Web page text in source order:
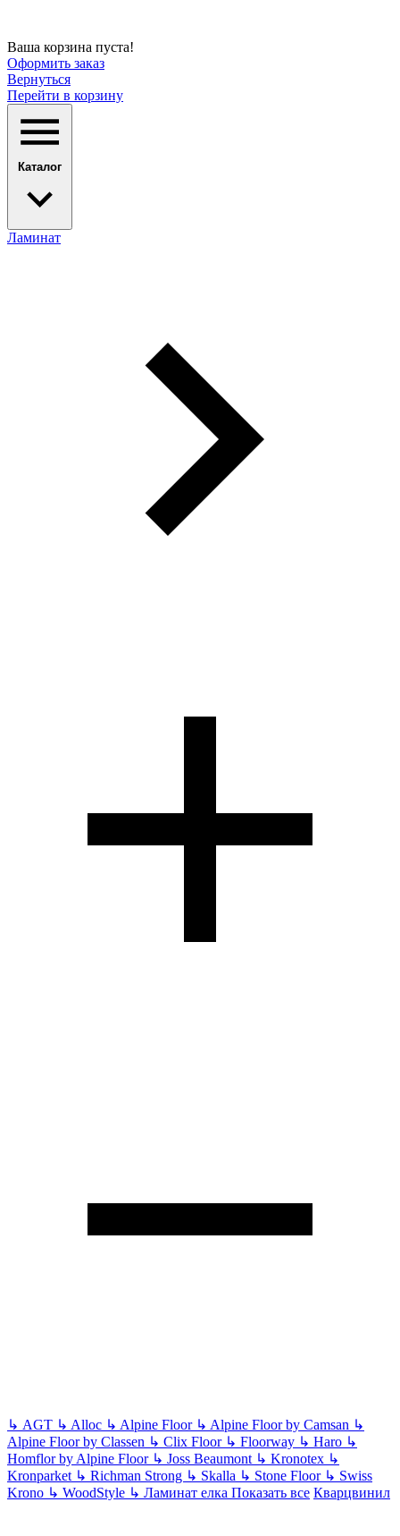
Ваша корзина пуста!
Оформить заказ
Вернуться
Перейти в корзину
Каталог
Ламинат
↳ AGT ↳ Alloc ↳ Alpine Floor ↳ Alpine Floor by Camsan ↳
Alpine Floor by Classen ↳ Clix Floor ↳ Floorway ↳ Haro ↳
Homflor by Alpine Floor ↳ Joss Beaumont ↳ Kronotex ↳
Kronparket ↳ Richman Strong ↳ Skalla ↳ Stone Floor ↳ Swiss
Krono ↳ WoodStyle ↳ Ламинат елка Показать все Кварцвинил